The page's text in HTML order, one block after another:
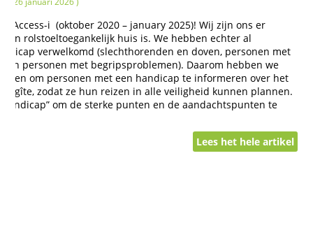
Access-i (oktober 2020 – january 2025)! Wij zijn ons er
rolstoeltoegankelijk huis is. We hebben echter al
verwelkomd (slechthorenden en doven, personen met
personen met begripsproblemen). Daarom hebben we
om personen met een handicap te informeren over het
gîte, zodat ze hun reizen in alle veiligheid kunnen plannen.
om de sterke punten en de aandachtspunten te
Lees het hele artikel